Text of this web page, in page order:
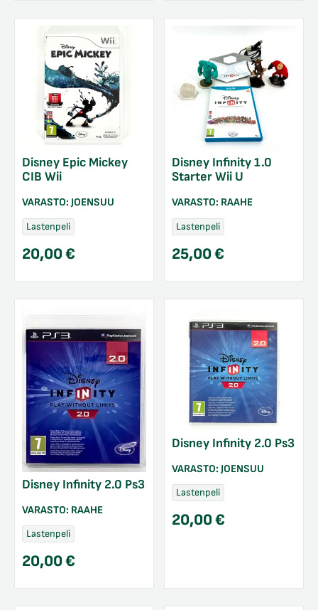
Disney Epic Mickey
CIB Wii
VARASTO: JOENSUU
Lastenpeli
20,00€
Disney Infinity 1.0
Starter Wii U
VARASTO: RAAHE
Lastenpeli
25,00€
Disney Infinity 2.0 Ps3
VARASTO: RAAHE
Lastenpeli
20,00€
Disney Infinity 2.0 Ps3
VARASTO: JOENSUU
Lastenpeli
20,00€